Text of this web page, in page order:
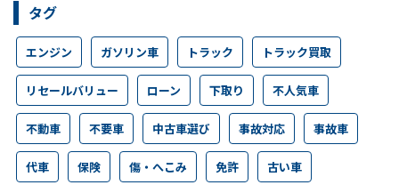
タグ
エンジン ガソリン車 トラック トラック買取
リセールバリュー ローン 下取り 不人気車
不動車 不要車 中古車選び 事故対応 事故車
代車 保険 傷・へこみ 免許 古い車